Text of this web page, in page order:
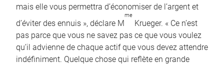
mais elle vous permettra d’économiser de l’argent et
d’éviter des ennuis », déclare M
me
Krueger. « Ce n’est
pas parce que vous ne savez pas ce que vous voulez
qu’il advienne de chaque actif que vous devez attendre
indéfiniment. Quelque chose qui reflète en grande